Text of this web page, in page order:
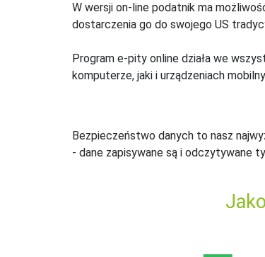
W wersji on-line podatnik ma
dostarczenia go do swojego US
Program e-pity online działa we
komputerze, jaki i urządzeniach
Bezpieczeństwo danych to nasz
- dane zapisywane są i odczytywane